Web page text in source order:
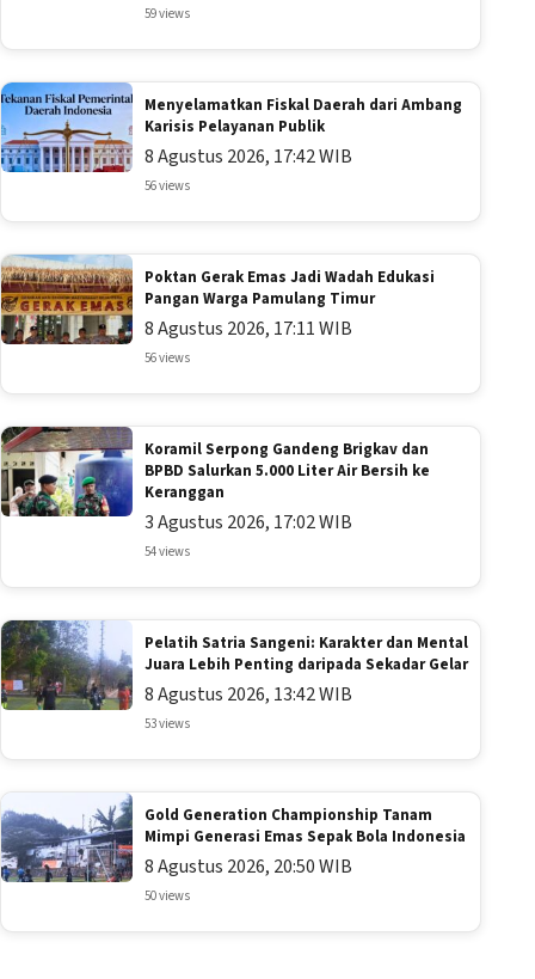
59 views
Menyelamatkan Fiskal Daerah dari Ambang
Karisis Pelayanan Publik
8 Agustus 2026, 17:42 WIB
56 views
Poktan Gerak Emas Jadi Wadah Edukasi
Pangan Warga Pamulang Timur
8 Agustus 2026, 17:11 WIB
56 views
Koramil Serpong Gandeng Brigkav dan
BPBD Salurkan 5.000 Liter Air Bersih ke
Keranggan
3 Agustus 2026, 17:02 WIB
54 views
Pelatih Satria Sangeni: Karakter dan Mental
Juara Lebih Penting daripada Sekadar Gelar
8 Agustus 2026, 13:42 WIB
53 views
Gold Generation Championship Tanam
Mimpi Generasi Emas Sepak Bola Indonesia
8 Agustus 2026, 20:50 WIB
50 views